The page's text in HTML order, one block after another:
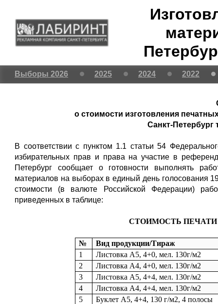
Выборы 2026 2025 2024 2022
о стоимости изготовления
Санкт-
В соответствии с пунктом 1.1 статьи 54
избирательных прав и права на участие в
Петербург сообщает о готовности выполнять
материалов на выборах в единый день голосования
стоимости (в валюте Российской Федерации)
приведенных в таблице:
СТОИМОСТЬ
№
Вид продукции/Тираж
1
Листовка А5, 4+0, мел. 130г/м2
2
Листовка А4, 4+0, мел. 130г/м2
3
Листовка А5, 4+4, мел. 130г/м2
4
Листовка А4, 4+4, мел. 130г/м2
5
Буклет А5, 4+4, 130 г/м2, 4 полосы